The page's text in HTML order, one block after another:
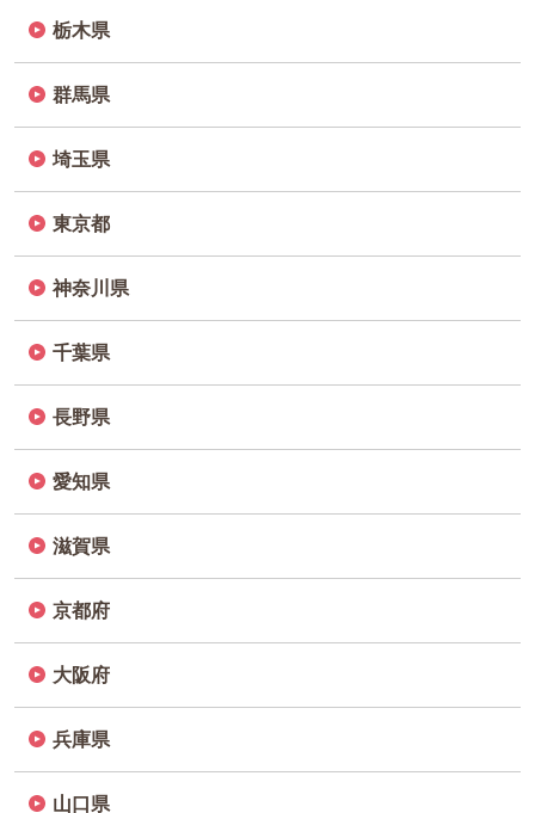
栃木県
群馬県
埼玉県
東京都
神奈川県
千葉県
長野県
愛知県
滋賀県
京都府
大阪府
兵庫県
山口県